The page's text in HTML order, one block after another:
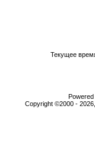
Текущее
Copyright ©2000 -